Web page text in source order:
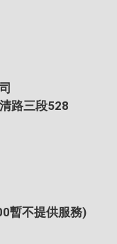
路三段528
暫不提供服務)